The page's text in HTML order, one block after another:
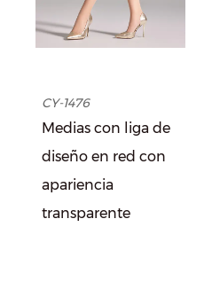
CY-1476
Medias con liga de
diseño en red con
apariencia
transparente